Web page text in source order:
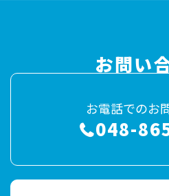
お問い
お電話でのお
048-